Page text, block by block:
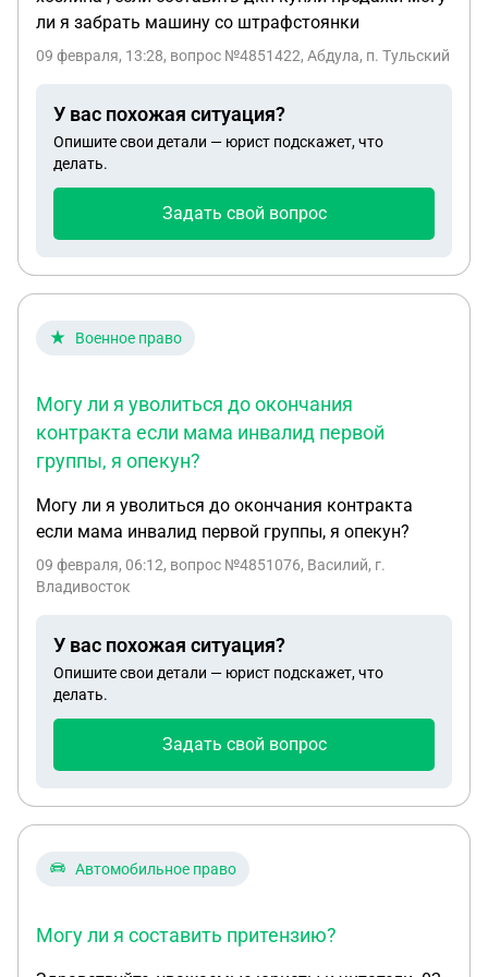
ли я забрать машину со штрафстоянки
09 февраля, 13:28, вопрос №4851422, Абдула, п. Тульский
У вас похожая ситуация?
Опишите свои детали — юрист подскажет, что
делать.
Задать свой вопрос
Военное право
Могу ли я уволиться до окончания
контракта если мама инвалид первой
группы, я опекун?
Могу ли я уволиться до окончания контракта
если мама инвалид первой группы, я опекун?
09 февраля, 06:12, вопрос №4851076, Василий, г.
Владивосток
У вас похожая ситуация?
Опишите свои детали — юрист подскажет, что
делать.
Задать свой вопрос
Автомобильное право
Могу ли я составить притензию?